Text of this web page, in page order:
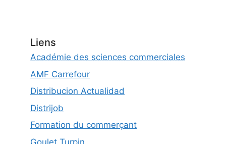
Liens
Académie des sciences commerciales
AMF Carrefour
Distribucion Actualidad
Distrijob
Formation du commerçant
Goulet Turpin